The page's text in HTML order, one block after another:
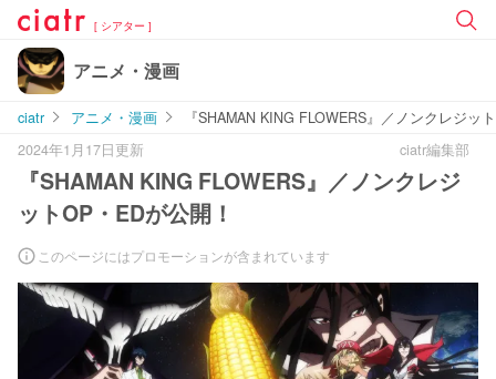
[ シアター ]
アニメ・漫画
ciatr アニメ・漫画
『SHAMAN KING FLOWERS』／ノンクレジッ
2024年1月17日更新
ciatr編集部
『SHAMAN KING FLOWERS』／ノンクレジ
ットOP・EDが公開！
このページにはプロモーションが含まれています